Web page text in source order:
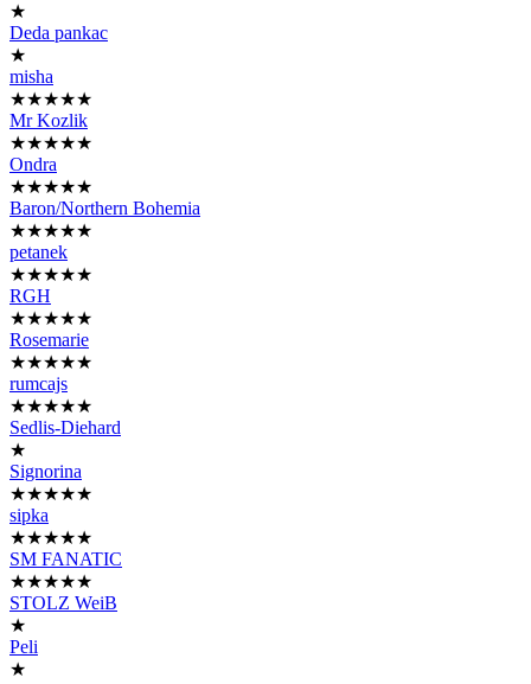
★
Deda pankac
★
misha
★★★★★
Mr Kozlik
★★★★★
Ondra
★★★★★
Baron/Northern Bohemia
★★★★★
petanek
★★★★★
RGH
★★★★★
Rosemarie
★★★★★
rumcajs
★★★★★
Sedlis-Diehard
★
Signorina
★★★★★
sipka
★★★★★
SM FANATIC
★★★★★
STOLZ WeiB
★
Peli
★